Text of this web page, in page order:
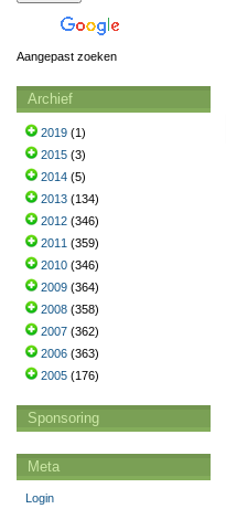
Aangepast zoeken
Archief
2019 (1)
2015 (3)
2014 (5)
2013 (134)
2012 (346)
2011 (359)
2010 (346)
2009 (364)
2008 (358)
2007 (362)
2006 (363)
2005 (176)
Sponsoring
Meta
Login